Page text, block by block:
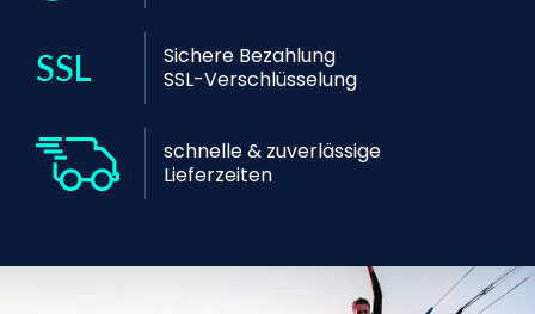
Sichere Bezahlung
SSL-Verschlüsselung
schnelle & zuverlässige
Lieferzeiten